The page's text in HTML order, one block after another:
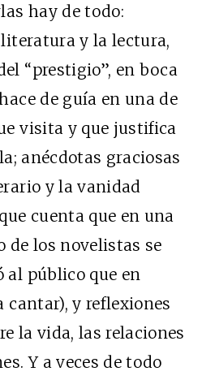
hay de todo:
y la lectura,
“prestigio”, en boca
de guía en una de
visita y que justifica
anécdotas graciosas
y la vanidad
cuenta que en una
de los novelistas se
al público que en
cantar), y reflexiones
la vida, las relaciones
Y a veces de todo